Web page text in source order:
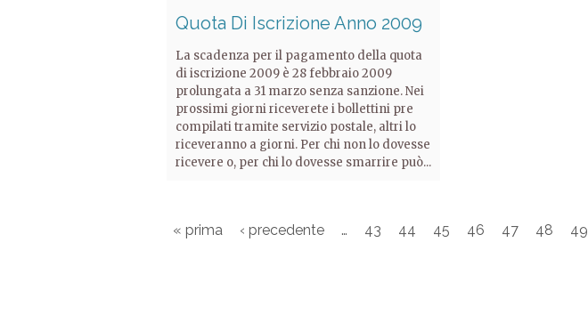
Quota Di Iscrizione Anno 2009
La scadenza per il pagamento della quota
di iscrizione 2009 è 28 febbraio 2009
prolungata a 31 marzo senza sanzione. Nei
prossimi giorni riceverete i bollettini pre
compilati tramite servizio postale, altri lo
riceveranno a giorni. Per chi non lo dovesse
ricevere o, per chi lo dovesse smarrire può...
« prima ‹ precedente … 43 44 45 46 47 48 49